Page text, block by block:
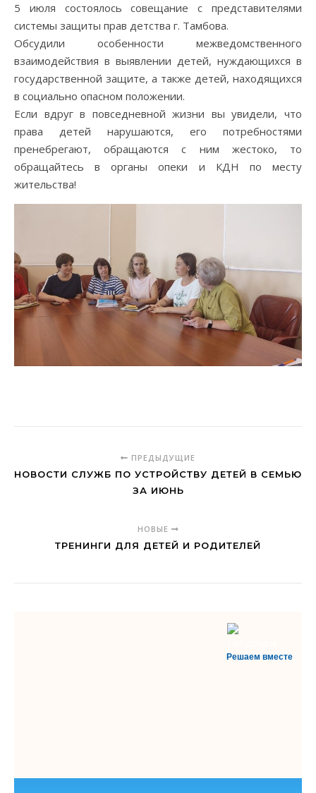
5 июля состоялось совещание с представителями
системы защиты прав детства г. Тамбова.
Обсудили особенности межведомственного
взаимодействия в выявлении детей, нуждающихся в
государственной защите, а также детей, находящихся
в социально опасном положении.
Если вдруг в повседневной жизни вы увидели, что
права детей нарушаются, его потребностями
пренебрегают, обращаются с ним жестоко, то
обращайтесь в органы опеки и КДН по месту
жительства!
ПРЕДЫДУЩИЕ
НОВОСТИ СЛУЖБ ПО УСТРОЙСТВУ ДЕТЕЙ В СЕМЬЮ
ЗА ИЮНЬ
НОВЫЕ
ТРЕНИНГИ ДЛЯ ДЕТЕЙ И РОДИТЕЛЕЙ
Решаем вместе